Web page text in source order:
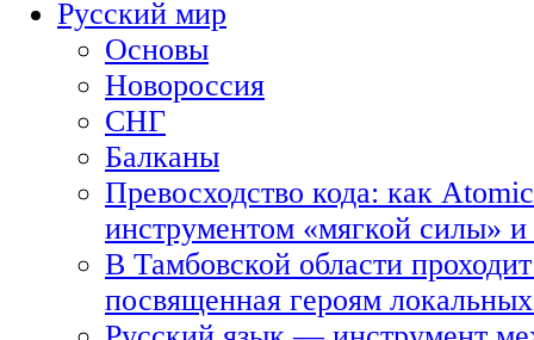
Русский мир
Основы
Новороссия
СНГ
Балканы
Превосходство кода: как
инструментом «мягкой силы» и
В Тамбовской области
посвященная героям